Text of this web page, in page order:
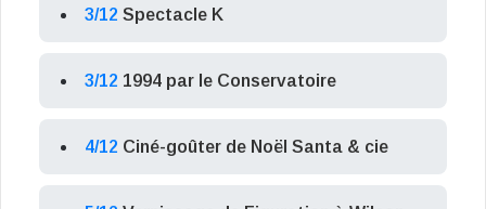
3/12 Spectacle K
3/12 1994 par le Conservatoire
4/12 Ciné-goûter de Noël Santa & cie